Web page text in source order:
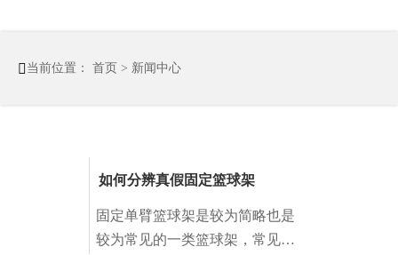
 当前位置： 首页 > 新闻中心
如何分辨真假固定篮球架
固定单臂篮球架是较为简略也是
较为常见的一类篮球架，常见的